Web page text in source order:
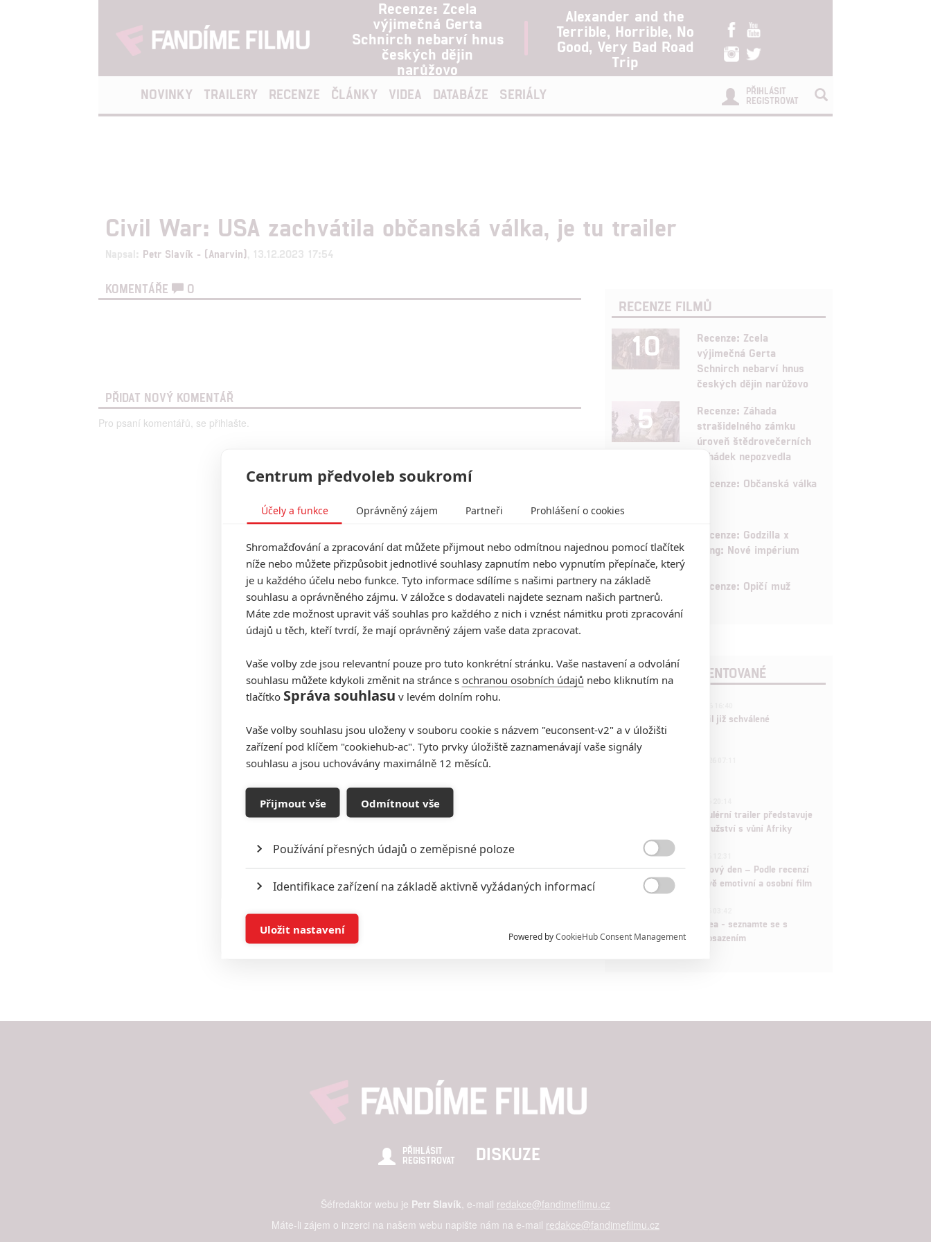
Recenze: Zcela
výjimečná Gerta
Schnirch nebarví hnus
českých dějin
narůžovo
Alexander and the
Terrible, Horrible, No
Good, Very Bad Road
Trip
NOVINKY TRAILERY RECENZE ČLÁNKY VIDEA DATABÁZE SERIÁLY
PŘIHLÁSIT
REGISTROVAT
Civil War: USA zachvátila občanská válka, je tu trailer
Napsal: Petr Slavík - (Anarvin) , 13.12.2023 17:54
KOMENTÁŘE 0
PŘIDAT NOVÝ KOMENTÁŘ
Pro psaní komentářů, se přihlašte.
RECENZE FILMŮ
10
Recenze: Zcela
výjimečná Gerta
Schnirch nebarví hnus
českých dějin narůžovo
5
Recenze: Záhada
strašidelného zámku
úroveň štědrovečerních
pohádek nepozvedla
Recenze: Občanská válka
6
Recenze: Godzilla x
Kong: Nové impérium
8 Recenze: Opičí muž
POSLEDNÍ KOMENTOVANÉ
Marvel nečekaně zrušil již schválené
pokračování
433
Děti krve a kostí: Regulérní trailer představuje
akční fantasy dobrodružství s vůní Afriky
ČLÁNEK | 30.07.2026 12:31
Spider-Man: Zbrusu nový den – Podle recenzí
máme čekat překvapivě emotivní a osobní film
Velké preview: Odyssea - seznamte se s
maximálně nabitým obsazením
PŘIHLÁSIT
REGISTROVAT
DISKUZE
Šéfredaktor webu je Petr Slavík , e-mail redakce@fandimefilmu.cz
Máte-li zájem o inzerci na našem webu napište nám na e-mail redakce@fandimefilmu.cz
Centrum předvoleb soukromí
Účely a funkce Oprávněný zájem Partneři Prohlášení o cookies
Shromažďování a zpracování dat můžete přijmout nebo odmítnou najednou pomocí tlačítek
níže nebo můžete přizpůsobit jednotlivé souhlasy zapnutím nebo vypnutím přepínače, který
je u každého účelu nebo funkce. Tyto informace sdílíme s našimi partnery na základě
souhlasu a oprávněného zájmu. V záložce s dodavateli najdete seznam našich partnerů.
Máte zde možnost upravit váš souhlas pro každého z nich i vznést námitku proti zpracování
údajů u těch, kteří tvrdí, že mají oprávněný zájem vaše data zpracovat.
Vaše volby zde jsou relevantní pouze pro tuto konkrétní stránku. Vaše nastavení a odvolání
souhlasu můžete kdykoli změnit na stránce s ochranou osobních údajů nebo kliknutím na
tlačítko Správa souhlasu v levém dolním rohu.
Vaše volby souhlasu jsou uloženy v souboru cookie s názvem "euconsent-v2" a v úložišti
zařízení pod klíčem "cookiehub-ac". Tyto prvky úložiště zaznamenávají vaše signály
souhlasu a jsou uchovávány maximálně 12 měsíců.
Přijmout vše Odmítnout vše
Používání přesných údajů o zeměpisné poloze
Identifikace zařízení na základě aktivně vyžádaných informací
Ukládání a/nebo přístup k informacím v zařízení

Poskytování a zobrazování reklamy a obsahu
Powered byCookieHub Consent Management
Uložit nastavení